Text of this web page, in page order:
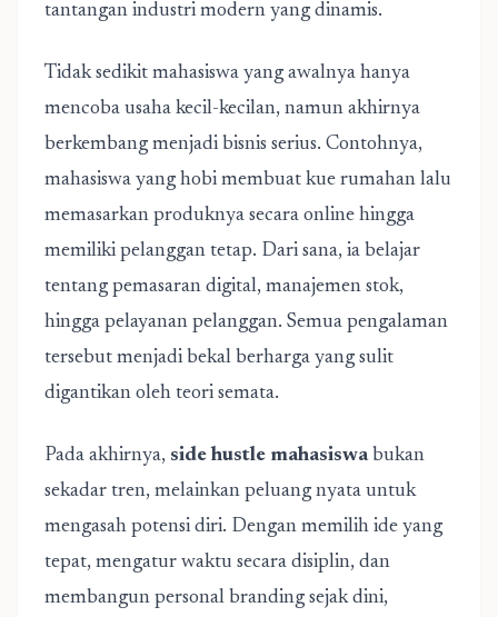
tantangan industri modern yang dinamis.
Tidak sedikit mahasiswa yang awalnya hanya
mencoba usaha kecil-kecilan, namun akhirnya
berkembang menjadi bisnis serius. Contohnya,
mahasiswa yang hobi membuat kue rumahan lalu
memasarkan produknya secara online hingga
memiliki pelanggan tetap. Dari sana, ia belajar
tentang pemasaran digital, manajemen stok,
hingga pelayanan pelanggan. Semua pengalaman
tersebut menjadi bekal berharga yang sulit
digantikan oleh teori semata.
Pada akhirnya, side hustle mahasiswabukan
sekadar tren, melainkan peluang nyata untuk
mengasah potensi diri. Dengan memilih ide yang
tepat, mengatur waktu secara disiplin, dan
membangun personal branding sejak dini,